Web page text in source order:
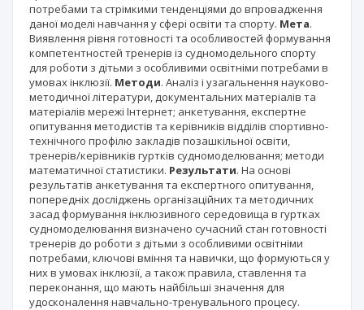
потребами та стрімкими тенденціями до впровадження
даної моделі навчання у сфері освіти та спорту. Мета.
Виявлення рівня готовності та особливостей формування
компетентностей тренерів із судномодельного спорту
для роботи з дітьми з особливими освітніми потребами в
умовах інклюзії. Методи. Аналіз і узагальнення науково-
методичної літератури, документальних матеріалів та
матеріалів мережі Інтернет; анкетування, експертне
опитування методистів та керівників відділів спортивно-
технічного профілю закладів позашкільної освіти,
тренерів/керівників гуртків судномоделювання; методи
математичної статистики. Результати. На основі
результатів анкетування та експертного опитування,
попередніх досліджень організаційних та методичних
засад формування інклюзивного середовища в гуртках
судномоделювання визначено сучасний стан готовності
тренерів до роботи з дітьми з особливими освітніми
потребами, ключові вміння та навички, що формуються у
них в умовах інклюзії, а також правила, ставлення та
переконання, що мають найбільші значення для
удосконалення навчально-тренувального процесу.